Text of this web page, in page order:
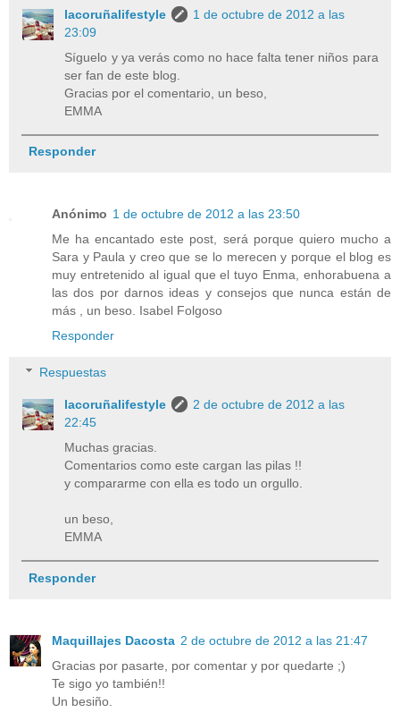
lacoruñalifestyle
1 de octubre de 2012 a las
23:09
Síguelo y ya verás como no hace falta tener niños para
ser fan de este blog.
Gracias por el comentario, un beso,
EMMA
Responder
Anónimo 1 de octubre de 2012 a las 23:50
Me ha encantado este post, será porque quiero mucho a
Sara y Paula y creo que se lo merecen y porque el blog es
muy entretenido al igual que el tuyo Enma, enhorabuena a
las dos por darnos ideas y consejos que nunca están de
más , un beso. Isabel Folgoso
Responder
Respuestas
lacoruñalifestyle
2 de octubre de 2012 a las
22:45
Muchas gracias.
Comentarios como este cargan las pilas !!
y compararme con ella es todo un orgullo.
un beso,
EMMA
Responder
Maquillajes Dacosta 2 de octubre de 2012 a las 21:47
Gracias por pasarte, por comentar y por quedarte ;)
Te sigo yo también!!
Un besiño.